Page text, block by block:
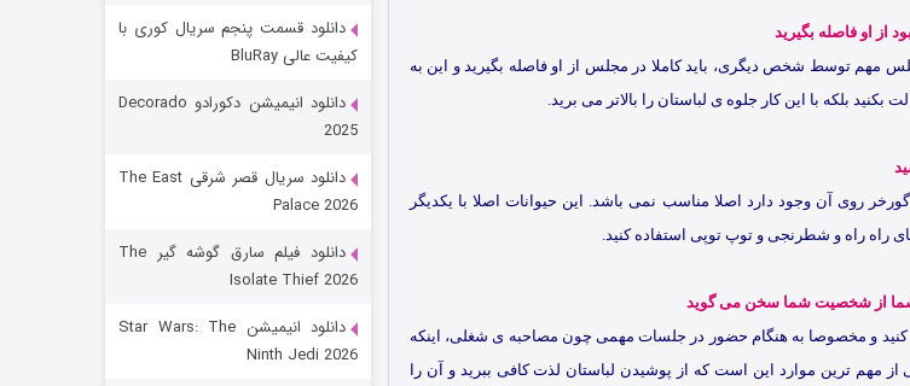
او فاصله بگیرید
مهم توسط شخص دیگری، باید کاملا در مجلس از او فاصله بگیرید و این به
بلکه با این کار جلوه ی لباستان را بالاتر می برید.
روی آن وجود دارد اصلا مناسب نمی باشد. این حیوانات اصلا با یکدیگر
راه راه و شطرنجی و توپ توپی استفاده کنید.
شما از شخصیت شما سخن می گوید
و مخصوصا به هنگام حضور در جلسات مهمی چون مصاحبه ی شغلی، اینکه
مهم ترین موارد این است که از پوشیدن لباستان لذت کافی ببرید و آن را
رویایی برای تو
قسمت
دانلود قسمت پنجم سریال کوری با
کیفیت عالی BluRay
دانلود انیمیشن دکورادو Decorado
2025
دانلود سریال قصر شرقی The East
Palace 2026
دانلود فیلم سارق گوشه گیر The
Isolate Thief 2026
دانلود انیمیشن Star Wars: The
Ninth Jedi 2026